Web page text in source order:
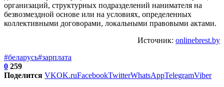
организаций, структурных подразделений нанимателя на
безвозмездной основе или на условиях, определенных
коллективными договорами, локальными правовыми актами.
Источник: onlinebrest.by
#беларусь#зарплата
0 259
Поделится VKOK.ruFacebookTwitterWhatsAppTelegramViber